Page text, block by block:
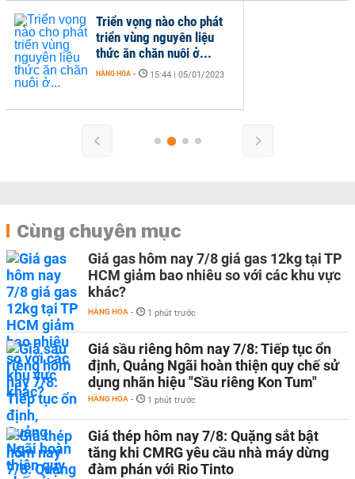
nào cho phát
nguyên liệu
nuôi ở...
15:44 | 05/01/2023
Cùng chuyên mục
Giá gas hôm nay 7/8 giá gas 12kg tại TP
HCM giảm bao nhiêu so với các khu vực
khác?
HÀNG HÓA - 1 phút trước
Giá sầu riêng hôm nay 7/8: Tiếp tục ổn
định, Quảng Ngãi hoàn thiện quy chế sử
dụng nhãn hiệu "Sầu riêng Kon Tum"
HÀNG HÓA - 1 phút trước
Giá thép hôm nay 7/8: Quặng sắt bật
tăng khi CMRG yêu cầu nhà máy dừng
đàm phán với Rio Tinto